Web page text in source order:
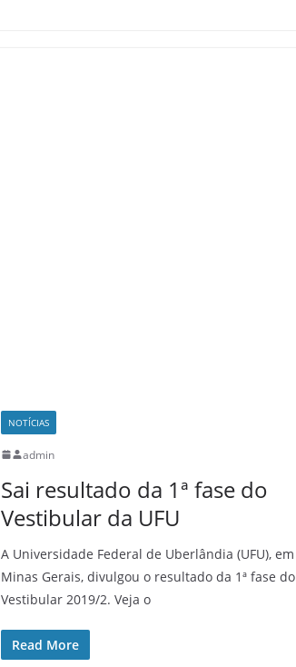
NOTÍCIAS
admin
Sai resultado da 1ª fase do
Vestibular da UFU
A Universidade Federal de Uberlândia (UFU), em
Minas Gerais, divulgou o resultado da 1ª fase do
Vestibular 2019/2. Veja o
Read More